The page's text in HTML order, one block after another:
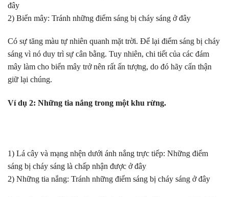
đây
2) Biển mây: Tránh những điểm sáng bị cháy sáng ở đây
Có sự tăng màu tự nhiên quanh mặt trời. Để lại điểm sáng bị cháy
sáng vì nó duy trì sự cân bằng. Tuy nhiên, chi tiết của các đám
mây làm cho biển mây trở nên rất ấn tượng, do đó hãy cẩn thận
giữ lại chúng.
Ví dụ 2: Những tia nắng trong một khu rừng.
1) Lá cây và mạng nhện dưới ánh nắng trực tiếp: Những điểm
sáng bị cháy sáng là chấp nhận được ở đây
2) Những tia nắng: Tránh những điểm sáng bị cháy sáng ở đây